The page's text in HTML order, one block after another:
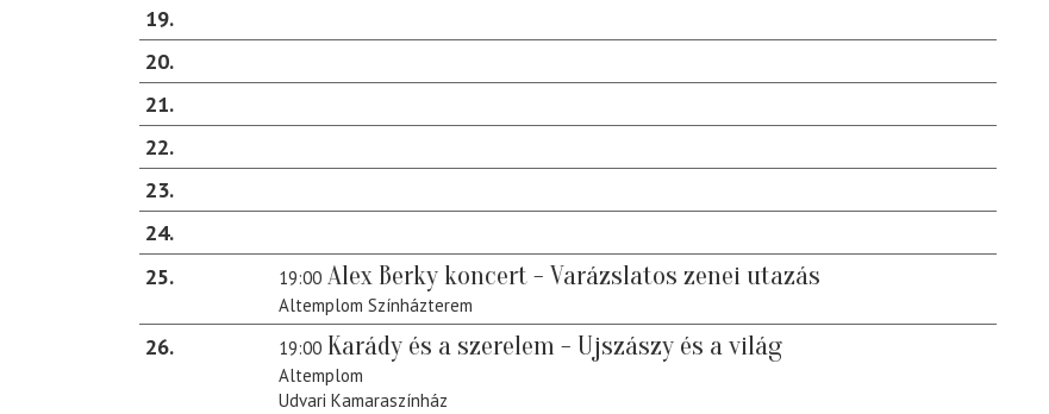
19
20
21
22
23
24
25
19:00 Alex Berky koncert - Varázslatos zenei utazás
Altemplom Színházterem
26 19:00 Karády és a szerelem - Ujszászy és a világ
Altemplom
Udvari Kamaraszínház